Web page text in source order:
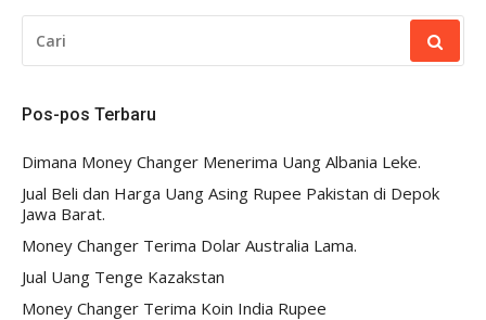
UNTUK:
Pos-pos Terbaru
Dimana Money Changer Menerima Uang Albania Leke.
Jual Beli dan Harga Uang Asing Rupee Pakistan di Depok
Jawa Barat.
Money Changer Terima Dolar Australia Lama.
Jual Uang Tenge Kazakstan
Money Changer Terima Koin India Rupee